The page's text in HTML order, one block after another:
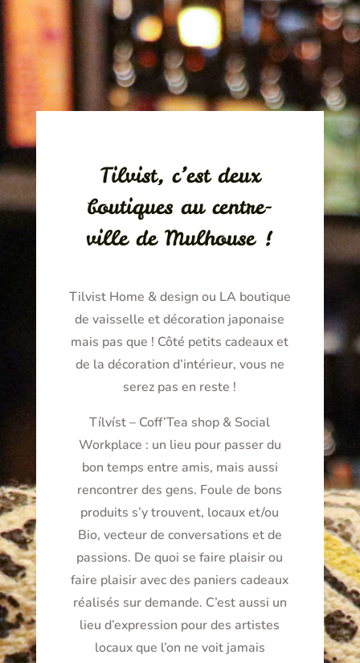
Tilvist, c’est deux
boutiques au centre-
ville de Mulhouse !
Tilvist Home & design ou LA boutique
de vaisselle et décoration japonaise
mais pas que ! Côté petits cadeaux et
de la décoration d’intérieur, vous ne
serez pas en reste !
Tílvíst – Coff’Tea shop & Social
Workplace : un lieu pour passer du
bon temps entre amis, mais aussi
rencontrer des gens. Foule de bons
produits s’y trouvent, locaux et/ou
Bio, vecteur de conversations et de
passions. De quoi se faire plaisir ou
faire plaisir avec des paniers cadeaux
réalisés sur demande. C’est aussi un
lieu d’expression pour des artistes
locaux que l’on ne voit jamais